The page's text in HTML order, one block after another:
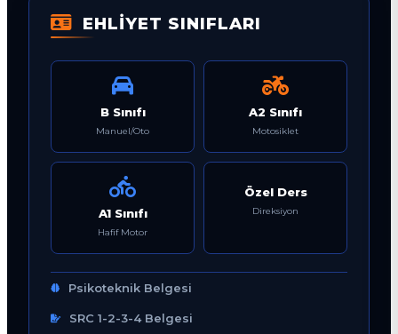
EHLİYET SINIFLARI
B Sınıfı
Manuel/Oto
A2 Sınıfı
Motosiklet
A1 Sınıfı
Hafif Motor
Özel Ders
Direksiyon
Psikoteknik Belgesi
SRC 1-2-3-4 Belgesi